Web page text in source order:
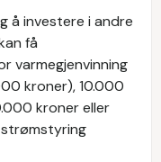
å investere i andre
få
varmegjenvinning
kroner), 10.000
kroner eller